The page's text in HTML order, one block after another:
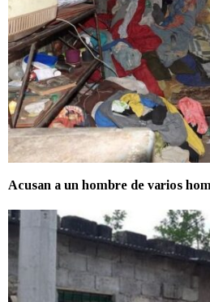
Acusan a un hombre de varios